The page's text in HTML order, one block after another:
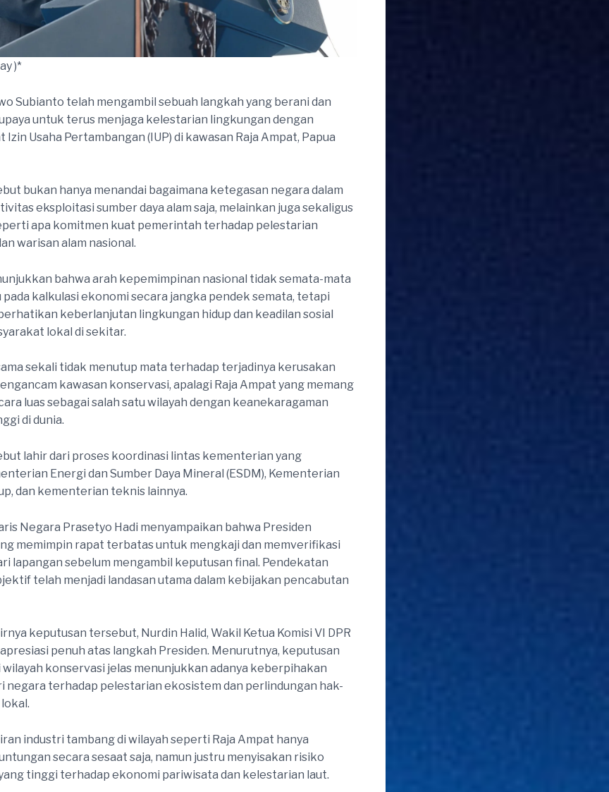
)*
Subianto telah mengambil sebuah langkah yang berani dan
untuk terus menjaga kelestarian lingkungan dengan
Usaha Pertambangan (IUP) di kawasan Raja Ampat, Papua
bukan hanya menandai bagaimana ketegasan negara dalam
eksploitasi sumber daya alam saja, melainkan juga sekaligus
apa komitmen kuat pemerintah terhadap pelestarian
warisan alam nasional.
bahwa arah kepemimpinan nasional tidak semata-mata
pada kalkulasi ekonomi secara jangka pendek semata, tetapi
keberlanjutan lingkungan hidup dan keadilan sosial
lokal di sekitar.
sekali tidak menutup mata terhadap terjadinya kerusakan
kawasan konservasi, apalagi Raja Ampat yang memang
luas sebagai salah satu wilayah dengan keanekaragaman
di dunia.
lahir dari proses koordinasi lintas kementerian yang
Energi dan Sumber Daya Mineral (ESDM), Kementerian
dan kementerian teknis lainnya.
Negara Prasetyo Hadi menyampaikan bahwa Presiden
memimpin rapat terbatas untuk mengkaji dan memverifikasi
lapangan sebelum mengambil keputusan final. Pendekatan
telah menjadi landasan utama dalam kebijakan pencabutan
keputusan tersebut, Nurdin Halid, Wakil Ketua Komisi VI DPR
penuh atas langkah Presiden. Menurutnya, keputusan
wilayah konservasi jelas menunjukkan adanya keberpihakan
negara terhadap pelestarian ekosistem dan perlindungan hak-
industri tambang di wilayah seperti Raja Ampat hanya
secara sesaat saja, namun justru menyisakan risiko
tinggi terhadap ekonomi pariwisata dan kelestarian laut.